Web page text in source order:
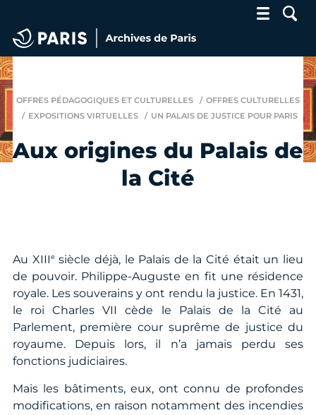
OFFRES PÉDAGOGIQUES ET CULTURELLES
OFFRES CULTURELLES
EXPOSITIONS VIRTUELLES
UN PALAIS DE JUSTICE POUR PARIS
Aux origines du Palais de
la Cité
Au XIIIesiècle déjà, le Palais de la Cité était un lieu
de pouvoir. Philippe-Auguste en fit une résidence
royale. Les souverains y ont rendu la justice. En 1431,
le roi Charles VII cède le Palais de la Cité au
Parlement, première cour suprême de justice du
royaume. Depuis lors, il n’a jamais perdu ses
fonctions judiciaires.
Mais les bâtiments, eux, ont connu de profondes
modifications, en raison notamment des incendies